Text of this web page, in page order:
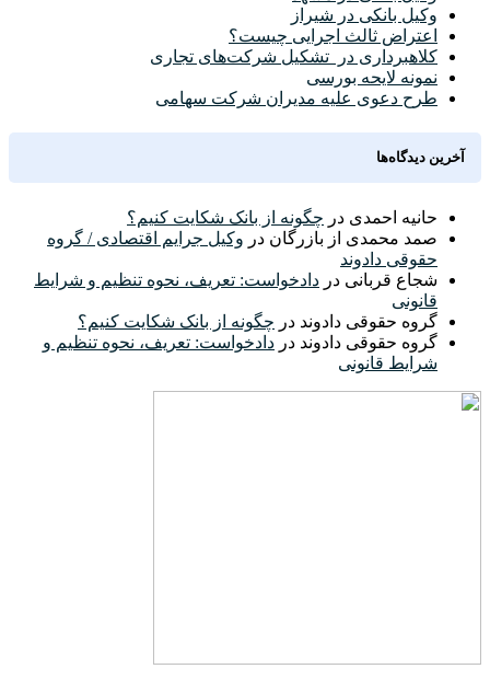
وکیل بانکی در شیراز
اعتراض ثالث اجرایی چیست؟
کلاهبرداری در تشکیل شرکت‌های تجاری
نمونه لایحه بورسی
طرح دعوی علیه مدیران شرکت سهامی
آخرین دیدگاه‌ها
حانیه احمدی در چگونه از بانک شکایت کنیم؟
صمد محمدی از بازرگان در وکیل جرایم اقتصادی / گروه
حقوقی دادوند
شجاع قربانی در دادخواست: تعریف، نحوه تنظیم و شرایط
قانونی
گروه حقوقی دادوند در چگونه از بانک شکایت کنیم؟
گروه حقوقی دادوند در دادخواست: تعریف، نحوه تنظیم و
شرایط قانونی